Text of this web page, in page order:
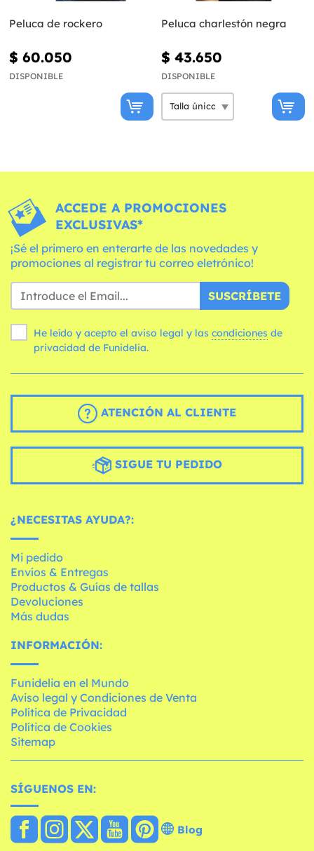
Peluca de rockero
$ 60.050
DISPONIBLE
Peluca charlestón negra
$ 43.650
DISPONIBLE
ACCEDE A PROMOCIONES
EXCLUSIVAS*
¡Sé el primero en enterarte de las novedades y
promociones al registrar tu correo eletrónico!
SUSCRÍBETE
He leído y acepto el aviso legal y las condiciones
privacidad de Funidelia.
ATENCIÓN AL CLIENTE
SIGUE TU PEDIDO
¿NECESITAS AYUDA?:
Mi pedido
Envíos & Entregas
Productos & Guías de tallas
Devoluciones
Más dudas
INFORMACIÓN:
Funidelia en el Mundo
Aviso legal y Condiciones de Venta
Política de Privacidad
Política de Cookies
Sitemap
SÍGUENOS EN:
Blog